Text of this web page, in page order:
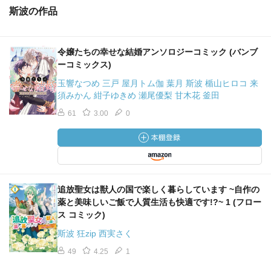
斯波の作品
令嬢たちの幸せな結婚アンソロジーコミック (バンブ
ーコミックス)
玉響なつめ 三戸 屋月トム伽 葉月 斯波 楯山ヒロコ 来
須みかん 紺子ゆきめ 瀬尾優梨 甘木花 釜田
61 3.00 0
追放聖女は獣人の国で楽しく暮らしています ~自作の
薬と美味しいご飯で人質生活も快適です!?~ 1 (フロー
ス コミック)
斯波 狂zip 西実さく
49 4.25 1